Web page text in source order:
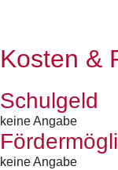
Kosten &
Schulgeld
keine Angabe
keine Angabe